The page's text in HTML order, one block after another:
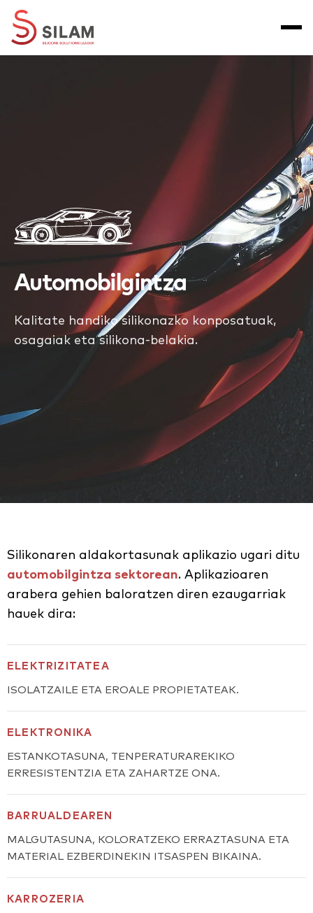
Automobilgintza
Kalitate handiko silikonazko konposatuak,
osagaiak eta silikona-belakia.
Silikonaren aldakortasunak aplikazio ugari ditu
automobilgintza sektorean. Aplikazioaren
arabera gehien baloratzen diren ezaugarriak
hauek dira:
ELEKTRIZITATEA
ISOLATZAILE ETA EROALE PROPIETATEAK.
ELEKTRONIKA
ESTANKOTASUNA, TENPERATURAREKIKO
ERRESISTENTZIA ETA ZAHARTZE ONA.
BARRUALDEAREN
MALGUTASUNA, KOLORATZEKO ERRAZTASUNA ETA
MATERIAL EZBERDINEKIN ITSASPEN BIKAINA.
KARROZERIA